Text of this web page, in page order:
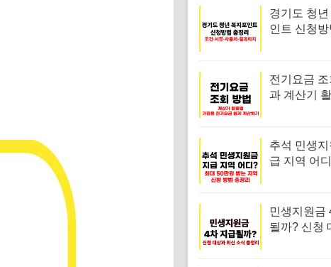
경기도 청
인트 신청
전기요금
과 계산기
추석 민생
급 지역 어
민생지원금
될까? 신청